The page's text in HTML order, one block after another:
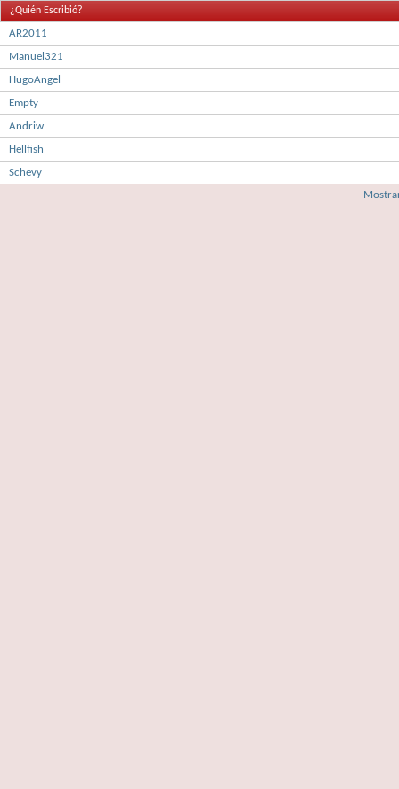
¿Quién Escribió?
AR2011
Manuel321
HugoAngel
Empty
Andriw
Hellfish
Schevy